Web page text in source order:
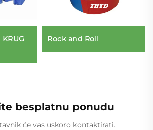
Rock and Roll
besplatnu ponudu
će vas uskoro kontaktirati.